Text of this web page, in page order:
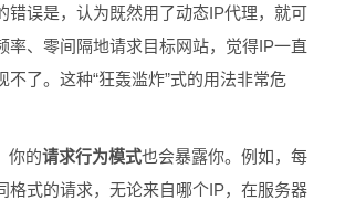
错误是，认为既然用了动态IP代理，就可
率、零间隔地请求目标网站，觉得IP一直
不了。这种“狂轰滥炸”式的用法非常危
你的请求行为模式也会暴露你。例如，每
格式的请求，无论来自哪个IP，在服务器